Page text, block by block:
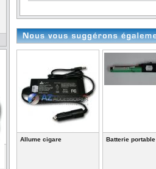
Allume cigare Batterie